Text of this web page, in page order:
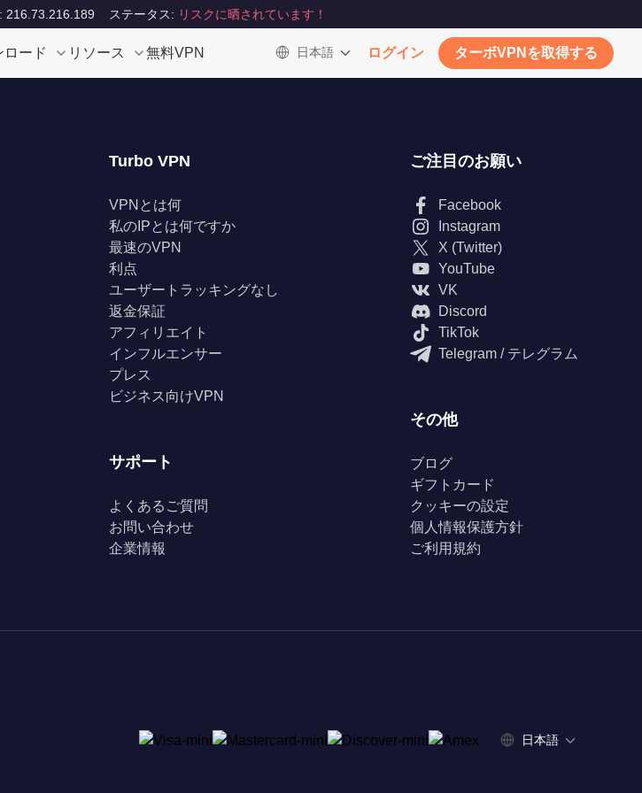
216.73.216.189 ステータス: リスクに晒されています！
ード リソース 無料VPN 日本語 ログイン ターボVPNを取得する
Turbo VPN
VPNとは何
私のIPとは何ですか
最速のVPN
利点
ユーザートラッキングなし
返金保証
アフィリエイト
インフルエンサー
プレス
ビジネス向けVPN
サポート
よくあるご質問
お問い合わせ
企業情報
ご注目のお願い
Facebook
Instagram
X (Twitter)
YouTube
VK
Discord
TikTok
Telegram / テレグラム
その他
ブログ
ギフトカード
クッキーの設定
個人情報保護方針
ご利用規約
日本語